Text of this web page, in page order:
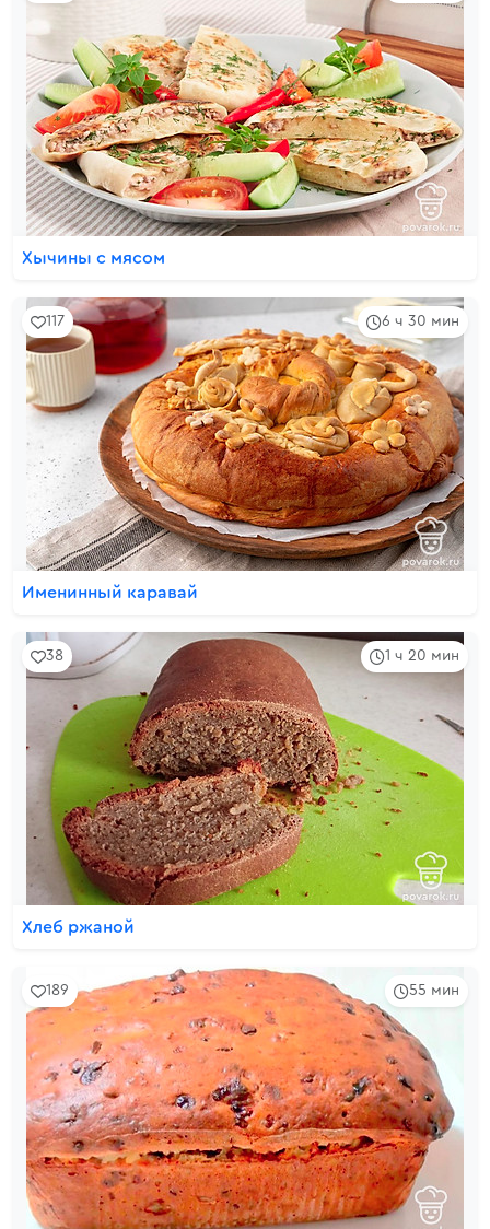
Хычины с мясом
6 ч 30 мин
117
Именинный каравай
1 ч 20 мин
38
Хлеб ржаной
55 мин
189